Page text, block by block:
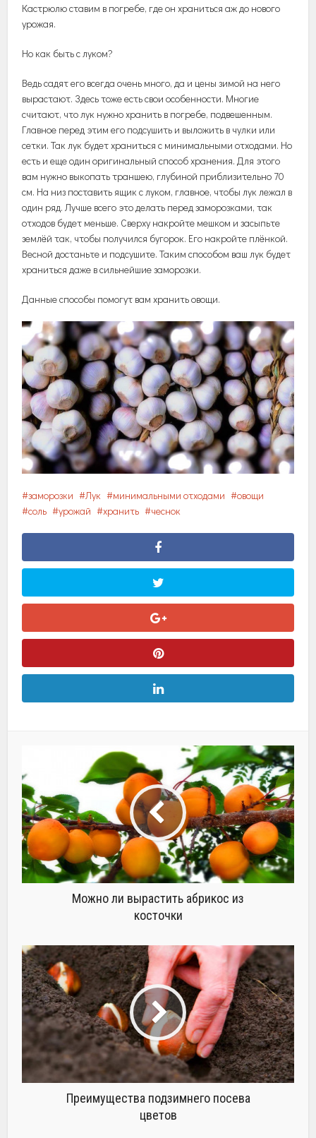
Кастрюлюставим в погребе, гдеон храниться аж до нового
урожая.
Но как бытьс луком?
Ведьсадятего всегда очень много, да и цены зимой на него
вырастают. Здесьтожеестьсвои особенности. Многие
считают, что лук нужнохранить в погребе, подвешенным.
Главное перед этим его подсушить и выложить в чулки или
сетки.Так лук будетхраниться с минимальными отходами. Но
есть и ещеодин оригинальный способхранения. Для этого
вам нужно выкопатьтраншею, глубиной приблизительно 70
см. На низ поставить ящик с луком, главное, чтобы лук лежал в
один ряд. Лучше всего это делать перед заморозками,так
отходов будет меньше. Сверху накройте мешком и засыпьте
землёй так, чтобы получился бугорок. Его накройте плёнкой.
Весной достаньте и подсушите.Таким способом ваш лук будет
храниться даже всильнейшиезаморозки.
Данныеспособы помогут вам хранитьовощи.
заморозки Лук минимальными отходами
овощи
соль
урожай хранить чеснок
Можно ли вырастить абрикос из
косточки
Преимущества подзимнего посева
цветов